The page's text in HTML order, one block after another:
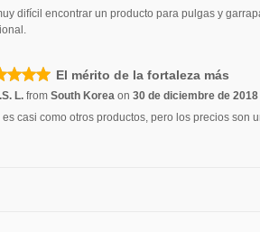
difícil encontrar un producto para pulgas y
El mérito de la fortaleza más
L. from South Korea on 30 de diciembre de 2018
es casi como otros productos, pero los precios son